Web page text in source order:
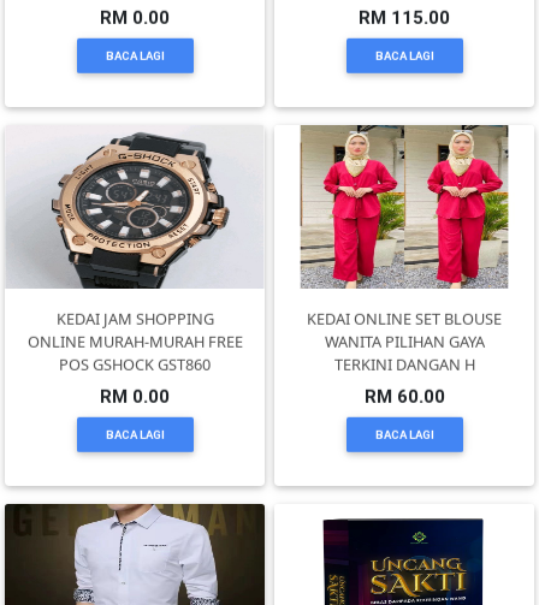
RM 0.00
BACA LAGI
RM 115.00
BACA LAGI
KEDAI JAM SHOPPING
ONLINE MURAH-MURAH FREE
POS GSHOCK GST860
RM 0.00
BACA LAGI
KEDAI ONLINE SET BLOUSE
WANITA PILIHAN GAYA
TERKINI DANGAN H
RM 60.00
BACA LAGI
SERVIS(17)
BENDA(1)
LAIN-
LAIN
KEPERLUAN(16)
SELECT
NEGERI
SELANGOR(37)
PAHANG(13)